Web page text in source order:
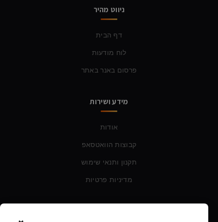
ניווט מהיר
דף הבית
לוח מודעות
פרסום באנר באתר
מידע ושירות
אודות
קבוצות הוואטסאפ
תקנון ותנאי שימוש
מדיניות פרטיות